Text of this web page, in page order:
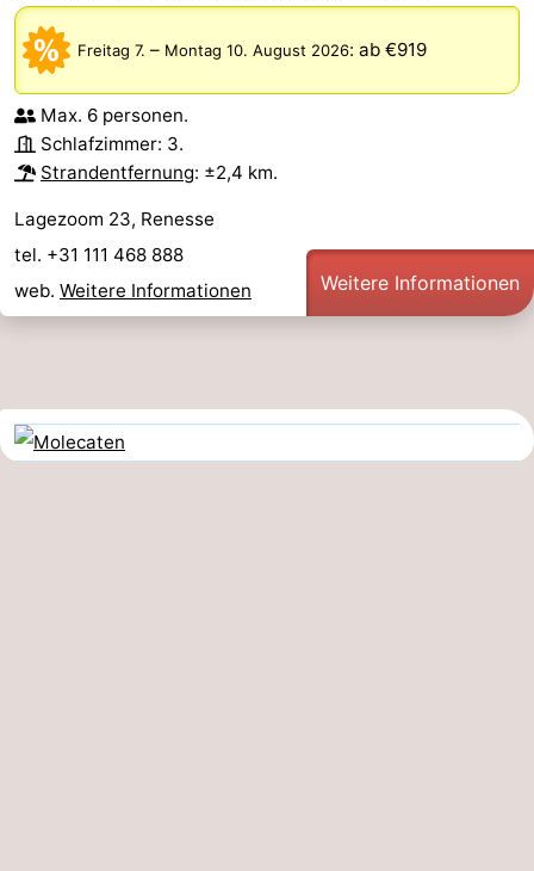
Freitag 7. – Montag 10. August 2026: ab €919
Max. 6 personen.
Schlafzimmer: 3.
Strandentfernung: ±2,4 km.
Lagezoom 23, Renesse
tel. +31 111 468 888
web. Weitere Informationen Weitere Informationen